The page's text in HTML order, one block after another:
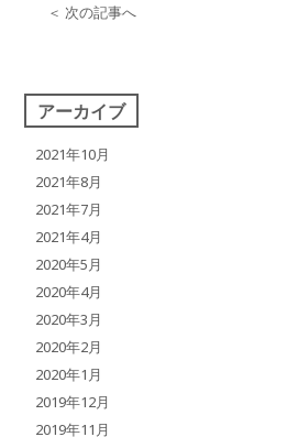
＜ 次の記事へ
アーカイブ
2021年10月
2021年8月
2021年7月
2021年4月
2020年5月
2020年4月
2020年3月
2020年2月
2020年1月
2019年12月
2019年11月